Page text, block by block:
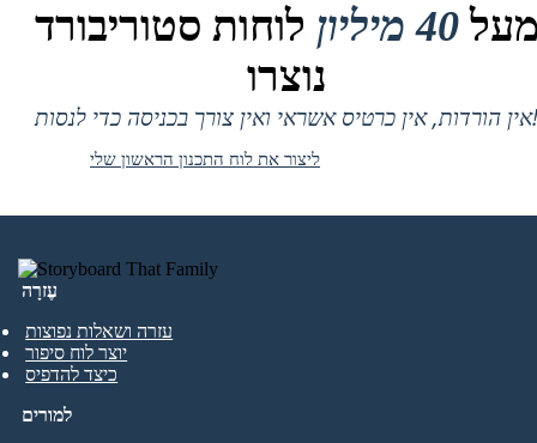
40 מיליון
לוחות סטוריבורד
נוצרו
אין הורדות, אין כרטיס אשראי ואין צורך בכניסה כדי לנסות!
ליצור את לוח התכנון הראשון שלי
עֶזרָה
עזרה ושאלות נפוצות
יוצר לוח סיפור
כיצד להדפיס
למורים